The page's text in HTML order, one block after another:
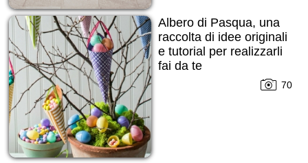
Albero di Pasqua, una
raccolta di idee originali
e tutorial per realizzarli
fai da te
70